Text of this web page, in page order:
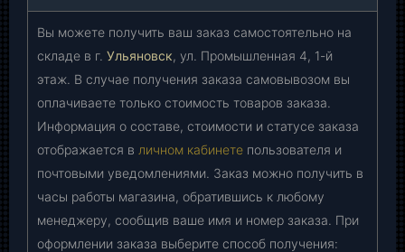
Вы можете получить ваш заказ самостоятельно на
складе в г. Ульяновск, ул. Промышленная 4, 1-й
этаж. В случае получения заказа самовывозом вы
оплачиваете только стоимость товаров заказа.
Информация о составе, стоимости и статусе заказа
отображается в личном кабинете пользователя и
почтовыми уведомлениями. Заказ можно получить в
часы работы магазина, обратившись к любому
менеджеру, сообщив ваше имя и номер заказа. При
оформлении заказа выберите способ получения: